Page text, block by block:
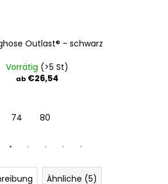
Outlast® - schwarz
Vorrätig (>5 St)
ab€26,54
74 80
Ähnliche (5)